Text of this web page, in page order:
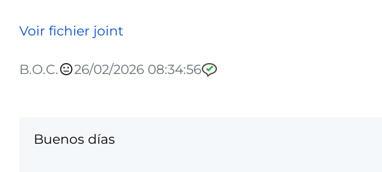
Voir fichier joint
B.O.C. 26/02/2026 08:34:56
Buenos días